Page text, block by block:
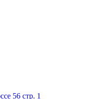
56 стр. 1